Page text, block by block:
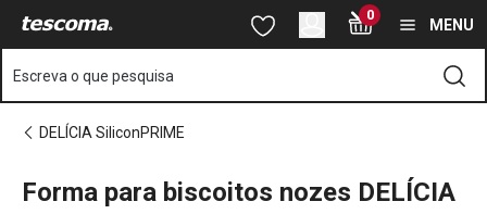
Está na página Forma para biscoitos nozes DELÍCIA
Saltar para o conteúdo principal
Saltar para a pesquisa
Saltar para a navegação 0
MENU
Escreva o que pesquisa
DELÍCIA SiliconPRIME
Forma para biscoitos nozes DELÍCIA